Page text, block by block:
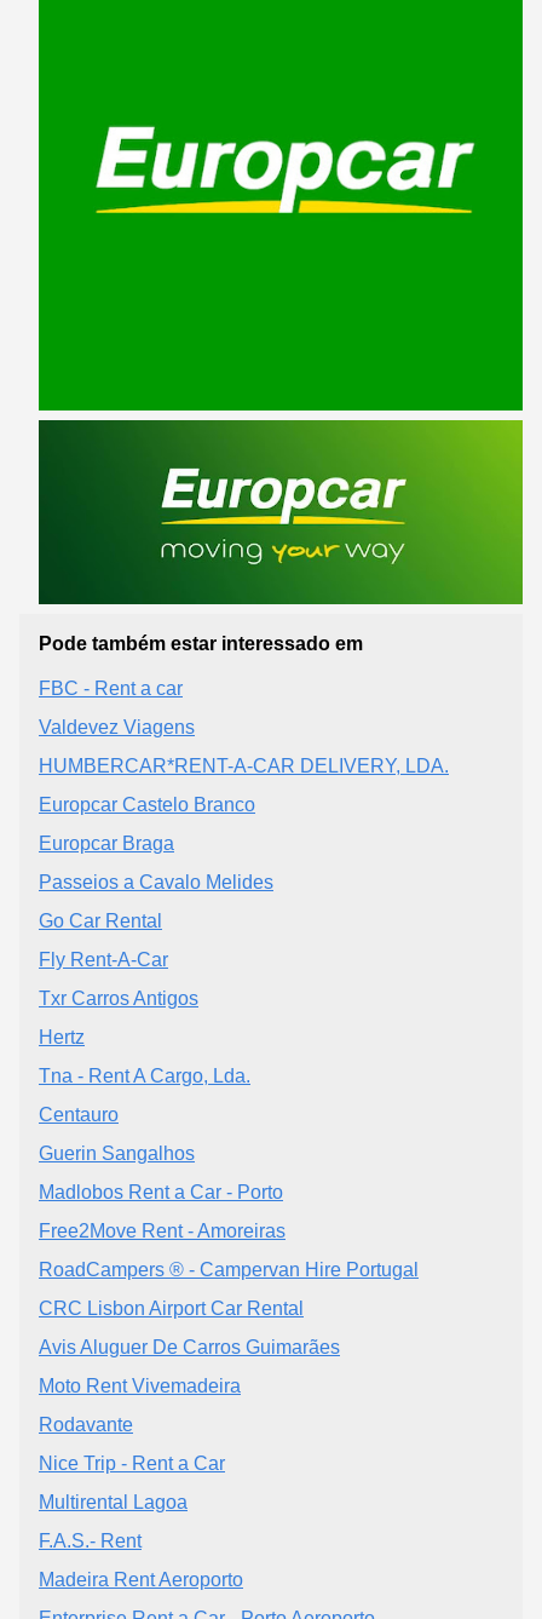
Pode também estar interessado em
FBC - Rent a car
Valdevez Viagens
HUMBERCAR*RENT-A-CAR DELIVERY, LDA.
Europcar Castelo Branco
Europcar Braga
Passeios a Cavalo Melides
Go Car Rental
Fly Rent-A-Car
Txr Carros Antigos
Hertz
Tna - Rent A Cargo, Lda.
Centauro
Guerin Sangalhos
Madlobos Rent a Car - Porto
Free2Move Rent - Amoreiras
RoadCampers ®️ - Campervan Hire Portugal
CRC Lisbon Airport Car Rental
Avis Aluguer De Carros Guimarães
Moto Rent Vivemadeira
Rodavante
Nice Trip - Rent a Car
Multirental Lagoa
F.A.S.- Rent
Madeira Rent Aeroporto